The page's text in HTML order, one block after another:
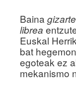
Baina
librea
Euskal
bat
egoteak ez
mekanismo